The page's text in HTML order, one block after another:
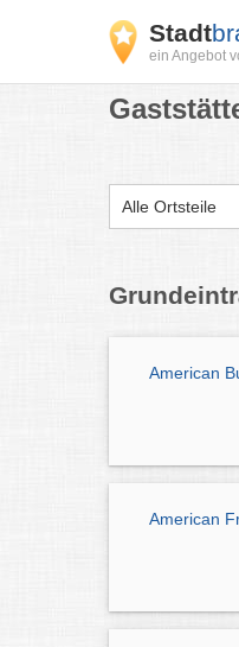
Stadt
ein Angebot
Alle Ortsteile
American
American